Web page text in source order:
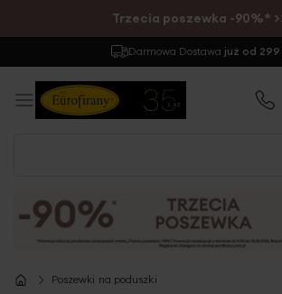
Trzecia poszewka -90%*
Darmowa Dostawa już od 299
Poszewki na poduszki